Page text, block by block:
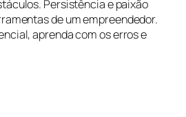
Persistência e paixão
de um empreendedor.
aprenda com os erros e